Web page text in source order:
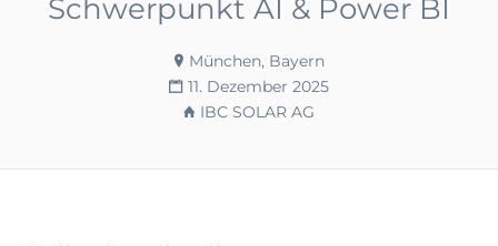
Schwerpunkt AI & Power BI
München, Bayern
11. Dezember 2025
IBC SOLAR AG